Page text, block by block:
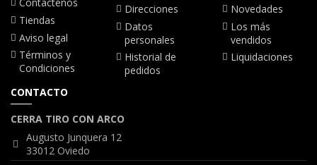
Contáctenos
Tiendas
Aviso legal
Términos y
Condiciones
Direcciones
Datos
personales
Historial de
pedidos
Novedades
Los más
vendidos
Liquidaciones
CONTACTO
CERRA TIRO CON ARCO
Augusto Junquera 12
33012 Oviedo